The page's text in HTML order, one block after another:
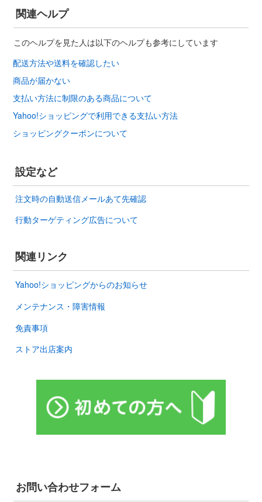
関連ヘルプ
このヘルプを見た人は以下のヘルプも参考にしています
配送方法や送料を確認したい
商品が届かない
支払い方法に制限のある商品について
Yahoo!ショッピングで利用できる支払い方法
ショッピングクーポンについて
設定など
注文時の自動送信メールあて先確認
行動ターゲティング広告について
関連リンク
Yahoo!ショッピングからのお知らせ
メンテナンス・障害情報
免責事項
ストア出店案内
お問い合わせフォーム